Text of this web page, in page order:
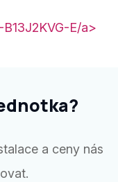
E/a>
a ceny nás